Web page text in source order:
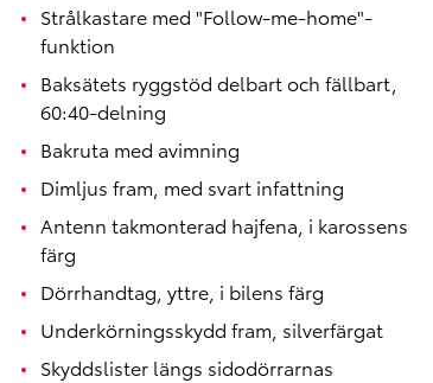
Strålkastare med "Follow-me-home"-
funktion
Baksätets ryggstöd delbart och fällbart,
60:40-delning
Bakruta med avimning
Dimljus fram, med svart infattning
Antenn takmonterad hajfena, i karossens
färg
Dörrhandtag, yttre, i bilens färg
Underkörningsskydd fram, silverfärgat
Skyddslister längs sidodörrarnas